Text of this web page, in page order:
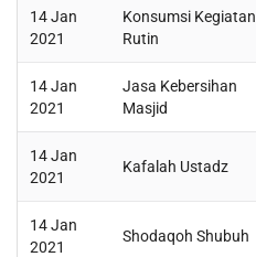
14 Jan
2021
Konsumsi Kegiatan
Rutin
14 Jan
2021
Jasa Kebersihan
Masjid
14 Jan
2021
Kafalah Ustadz
14 Jan
2021
Shodaqoh Shubuh